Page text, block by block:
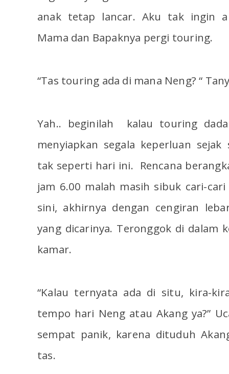
anak tetap lancar. Aku tak ingin
Mama dan Bapaknya pergi touring.
“Tas touring ada di mana Neng? “
Yah.. beginilah kalau touring
menyiapkan segala keperluan
tak seperti hari ini. Rencana
jam 6.00 malah masih sibuk cari-
sini, akhirnya dengan cengiran
yang dicarinya. Teronggok di dalam
kamar.
“Kalau ternyata ada di situ, kira-
tempo hari Neng atau Akang ya?”
sempat panik, karena dituduh
tas.